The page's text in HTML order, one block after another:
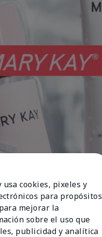
usa cookies, pixeles y
para propósitos
mejorar la
sobre el uso que
publicidad y analítica